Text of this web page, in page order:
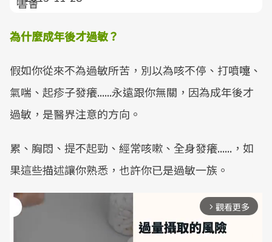
為什麼成年後才過敏？
假如你從來不為過敏所苦，別以為咳不停、打噴嚏、
氣喘、起疹子發癢......永遠跟你無關，因為成年後才
過敏，是醫界注意的方向。
累、胸悶、提不起勁、經常咳嗽、全身發癢......，如
果這些描述讓你熟悉，也許你已是過敏一族。
arrow_forward_ios 觀看更多